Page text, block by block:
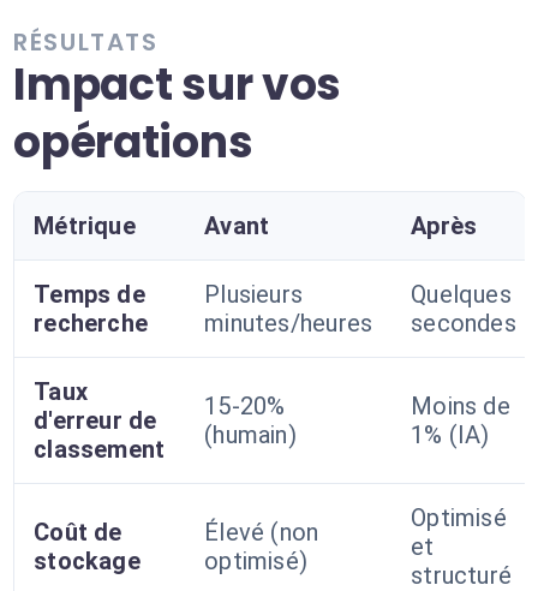
RÉSULTATS
Impact sur vos
opérations
Métrique Avant Après
Temps de
recherche
Plusieurs
minutes/heures
Quelques
secondes
Taux
d'erreur de
classement
15-20%
(humain)
Moins de
1% (IA)
Coût de
stockage
Élevé (non
optimisé)
Optimisé
et
structuré